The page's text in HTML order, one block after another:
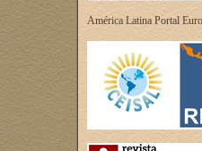
América Latina Portal